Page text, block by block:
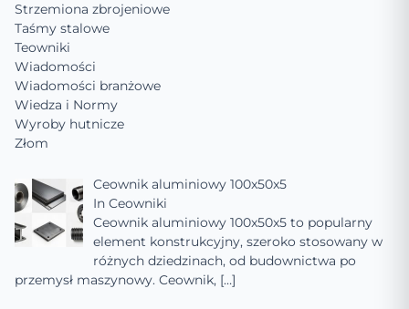
Strzemiona zbrojeniowe
Taśmy stalowe
Teowniki
Wiadomości
Wiadomości branżowe
Wiedza i Normy
Wyroby hutnicze
Złom
Ceownik aluminiowy 100x50x5
In Ceowniki
Ceownik aluminiowy 100x50x5 to popularny
element konstrukcyjny, szeroko stosowany w
różnych dziedzinach, od budownictwa po
przemysł maszynowy. Ceownik, […]